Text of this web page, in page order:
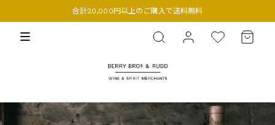
合計20,000円以上のご購入で送料無料
BERRY BROS. & RUDD